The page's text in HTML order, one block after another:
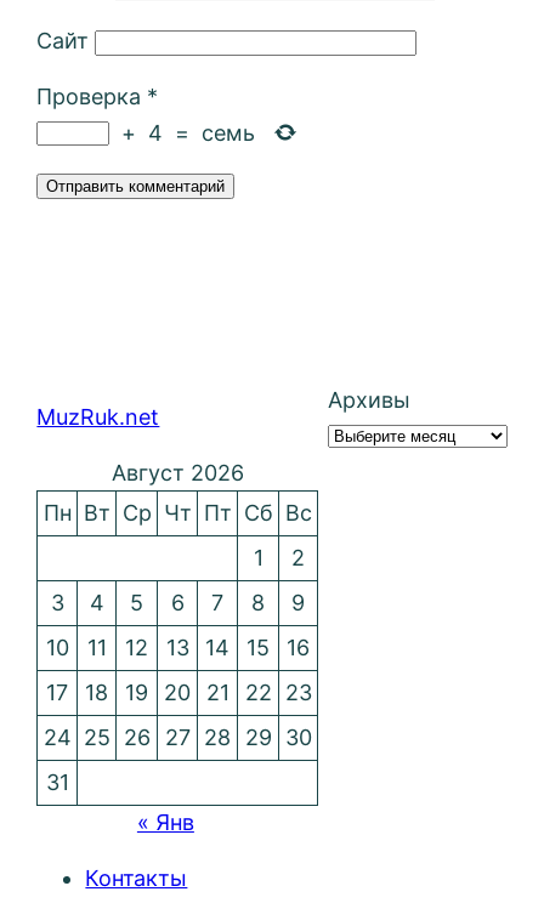
Сайт
Проверка *
+ 4 = семь
MuzRuk.net
Архивы
Август 2026
Пн Вт Ср Чт Пт Сб Вс
1
2
3
4 5 6 7 8
9
10
11 12 13 14 15
16
17
18 19 20 21 22
23
24 25 26 27 28 29
30
31
« Янв
Контакты